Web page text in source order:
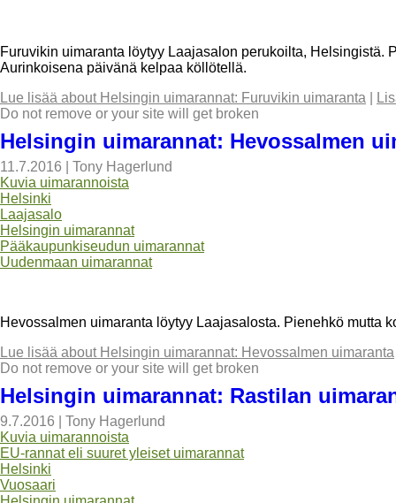
Furuvikin uimaranta löytyy Laajasalon perukoilta, Helsingistä.
Aurinkoisena päivänä kelpaa köllötellä.
Lue lisää about Helsingin uimarannat: Furuvikin uimaranta
Do not remove or your site will get broken
Helsingin uimarannat: Hevossalmen
11.7.2016
Tony Hagerlund
Kuvia uimarannoista
Helsinki
Laajasalo
Helsingin uimarannat
Pääkaupunkiseudun uimarannat
Uudenmaan uimarannat
Hevossalmen uimaranta löytyy Laajasalosta. Pienehkö mutta
Lue lisää about Helsingin uimarannat: Hevossalmen uimaranta
Do not remove or your site will get broken
Helsingin uimarannat: Rastilan
9.7.2016
Tony Hagerlund
Kuvia uimarannoista
EU-rannat eli suuret yleiset uimarannat
Helsinki
Vuosaari